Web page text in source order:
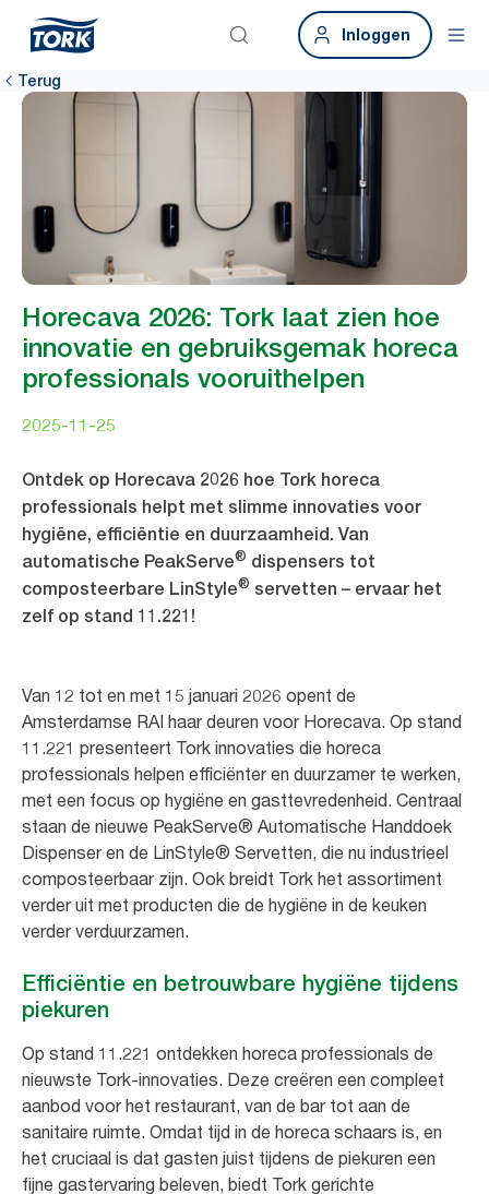
Inloggen
Terug
Horecava 2026: Tork laat zien hoe
innovatie en gebruiksgemak horeca
professionals vooruithelpen
2025-11-25
Ontdek op Horecava 2026 hoe Tork horeca
professionals helpt met slimme innovaties voor
hygiëne, efficiëntie en duurzaamheid. Van
automatische PeakServe® dispensers tot
composteerbare LinStyle® servetten – ervaar het
zelf op stand 11.221!
Van 12 tot en met 15 januari 2026 opent de
Amsterdamse RAI haar deuren voor Horecava. Op stand
11.221 presenteert Tork innovaties die horeca
professionals helpen efficiënter en duurzamer te werken,
met een focus op hygiëne en gasttevredenheid. Centraal
staan de nieuwe PeakServe® Automatische Handdoek
Dispenser en de LinStyle® Servetten, die nu industrieel
composteerbaar zijn. Ook breidt Tork het assortiment
verder uit met producten die de hygiëne in de keuken
verder verduurzamen.
Efficiëntie en betrouwbare hygiëne tijdens
piekuren
Op stand 11.221 ontdekken horeca professionals de
nieuwste Tork-innovaties. Deze creëren een compleet
aanbod voor het restaurant, van de bar tot aan de
sanitaire ruimte. Omdat tijd in de horeca schaars is, en
het cruciaal is dat gasten juist tijdens de piekuren een
fijne gastervaring beleven, biedt Tork gerichte